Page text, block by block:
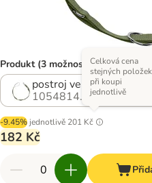
Produkt (3 možností)
postroj vel. XXS-XS +
1054814.1
-9.45% jednotlivě 201 Kč
Celková cena
stejných položek
při koupi
jednotlivě
182 Kč